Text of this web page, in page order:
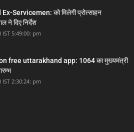
Servicemen: को मिलेगी प्रोत्साहन
ने दिए निर्देश
IST 5:49:00: pm
free uttarakhand app: 1064 का मुख्यमंत्री
IST 2:30:24: pm